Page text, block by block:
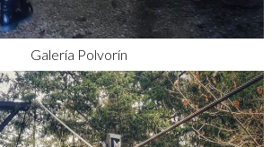
Galería Polvorín